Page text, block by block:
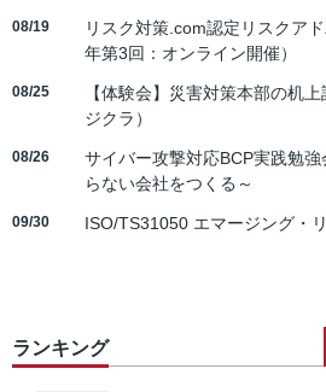
08/19
リスク対策.com認定リスクア
年第3回：オンライン開催）
08/25
【体験会】災害対策本部の机
ジクラ）
08/26
サイバー攻撃対応BCP実践勉
らない会社をつくる～
09/30 ISO/TS31050 エマージング・
ランキング